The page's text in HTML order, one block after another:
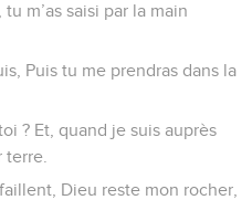
m’as saisi par la main
Puis tu me prendras dans la
? Et, quand je suis auprès
terre.
Dieu reste mon rocher,